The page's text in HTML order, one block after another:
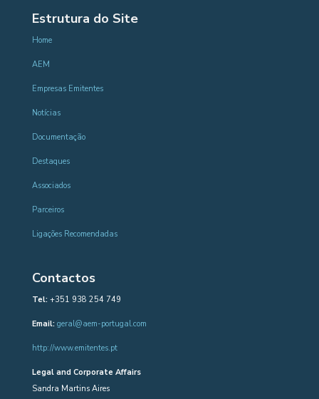
Estrutura do Site
Home
AEM
Empresas Emitentes
Notícias
Documentação
Destaques
Associados
Parceiros
Ligações Recomendadas
Contactos
Tel:+351 938 254 749
Email: geral@aem-portugal.com
http://www.emitentes.pt
Legal and Corporate Affairs
Sandra Martins Aires